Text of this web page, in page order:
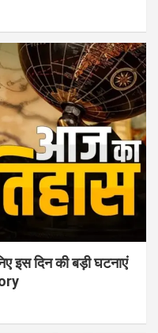
इस दिन की बड़ी घटनाएं